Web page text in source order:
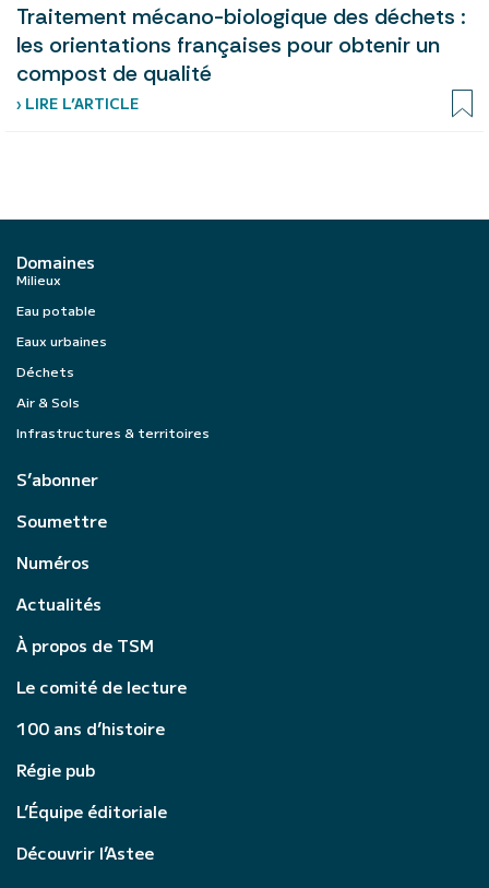
Traitement mécano-biologique des déchets :
les orientations françaises pour obtenir un
compost de qualité
› LIRE L’ARTICLE
Domaines
Milieux
Eau potable
Eaux urbaines
Déchets
Air & Sols
Infrastructures & territoires
S’abonner
Soumettre
Numéros
Actualités
À propos de TSM
Le comité de lecture
100 ans d’histoire
Régie pub
L’Équipe éditoriale
Découvrir l’Astee